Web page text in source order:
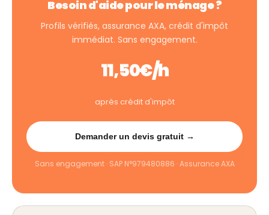
Besoin d'aide pour le ménage ?
Profils vérifiés, assurance AXA, crédit d'impôt
immédiat. Sans engagement.
11,50€/h
après crédit d'impôt
Demander un devis gratuit →
Sans engagement · SAP N°979480886 · Assurance AXA